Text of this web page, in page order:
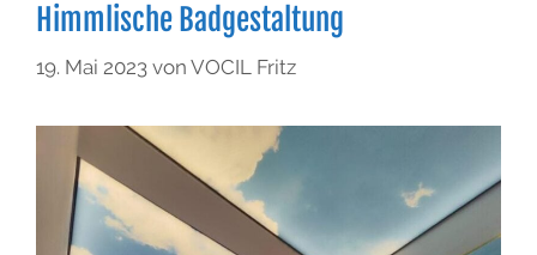
Himmlische Badgestaltung
19. Mai 2023 von VOCIL Fritz